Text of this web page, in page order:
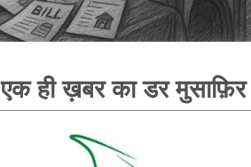
एक ही ख़बर का डर मुसाफ़िर